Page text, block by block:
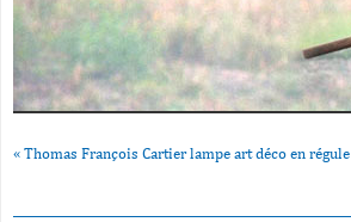
« Thomas François Cartier lampe art déco en régule